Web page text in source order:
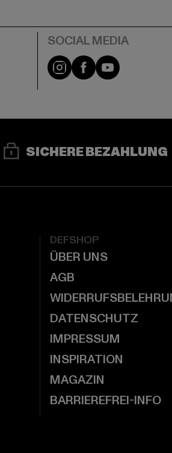
Instagram
FacebookYouTube
SICHERE BEZAHLUNG
DEFSHOP
ÜBER UNS
AGB
DATENSCHUTZ
IMPRESSUM
INSPIRATION
MAGAZIN
BARRIEREFREI-INFO